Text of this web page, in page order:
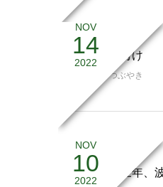
NOV
14
2022
うたこ釘付け
,つぶやき
NOV
10
2022
ぽつぽつ三年、